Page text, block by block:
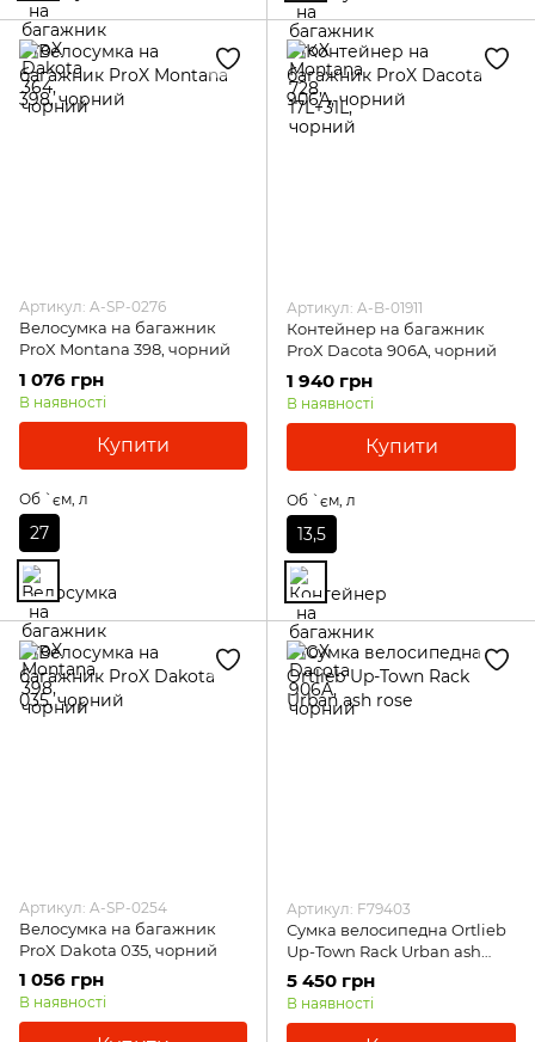
Артикул: A-SP-0276
Велосумка на багажник
ProX Montana 398, чорний
1 076 грн
В наявності
Купити
Об `єм, л
27
Артикул: A-B-01911
Контейнер на багажник
ProX Dacota 906A, чорний
1 940 грн
В наявності
Купити
Об `єм, л
13,5
Артикул: A-SP-0254
Велосумка на багажник
ProX Dakota 035, чорний
1 056 грн
В наявності
Артикул: F79403
Сумка велосипедна Ortlieb
Up-Town Rack Urban ash
rose
5 450 грн
В наявності